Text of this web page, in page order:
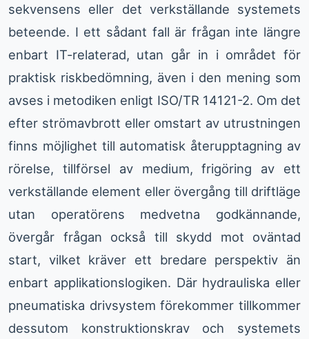
sekvensens eller det verkställande systemets
beteende. I ett sådant fall är frågan inte längre
enbart IT-relaterad, utan går in i området för
praktisk riskbedömning, även i den mening som
avses i metodiken enligt ISO/TR 14121-2. Om det
efter strömavbrott eller omstart av utrustningen
finns möjlighet till automatisk återupptagning av
rörelse, tillförsel av medium, frigöring av ett
verkställande element eller övergång till driftläge
utan operatörens medvetna godkännande,
övergår frågan också till skydd mot oväntad
start, vilket kräver ett bredare perspektiv än
enbart applikationslogiken. Där hydrauliska eller
pneumatiska drivsystem förekommer tillkommer
dessutom konstruktionskrav och systemets